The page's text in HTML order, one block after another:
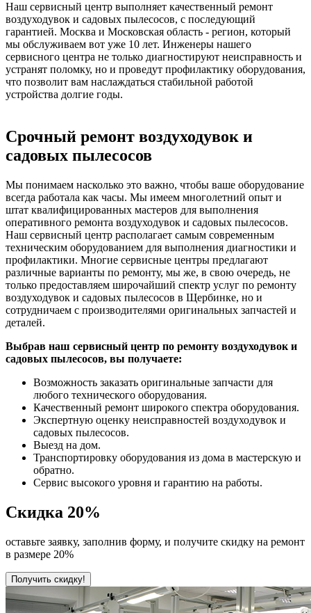
Наш сервисный центр выполняет качественный ремонт
воздуходувок и садовых пылесосов, с последующий
гарантией. Москва и Московская область - регион, который
мы обслуживаем вот уже 10 лет. Инженеры нашего
сервисного центра не только диагностируют неисправность и
устранят поломку, но и проведут профилактику оборудования,
что позволит вам наслаждаться стабильной работой
устройства долгие годы.
Срочный ремонт воздуходувок и
садовых пылесосов
Мы понимаем насколько это важно, чтобы ваше оборудование
всегда работала как часы. Мы имеем многолетний опыт и
штат квалифицированных мастеров для выполнения
оперативного ремонта воздуходувок и садовых пылесосов.
Наш сервисный центр располагает самым современным
техническим оборудованием для выполнения диагностики и
профилактики. Многие сервисные центры предлагают
различные варианты по ремонту, мы же, в свою очередь, не
только предоставляем широчайший спектр услуг по ремонту
воздуходувок и садовых пылесосов в Щербинке, но и
сотрудничаем с производителями оригинальных запчастей и
деталей.
Выбрав наш сервисный центр по ремонту воздуходувок и
садовых пылесосов, вы получаете:
Возможность заказать оригинальные запчасти для
любого технического оборудования.
Качественный ремонт широкого спектра оборудования.
Экспертную оценку неисправностей воздуходувок и
садовых пылесосов.
Выезд на дом.
Транспортировку оборудования из дома в мастерскую и
обратно.
Сервис высокого уровня и гарантию на работы.
Скидка 20%
оставьте заявку, заполнив форму, и получите скидку на ремонт
в размере 20%
Получить скидку!